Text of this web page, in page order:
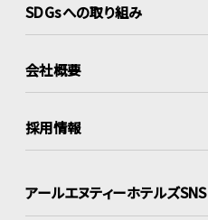
SDGsへの取り組み
会社概要
採用情報
アールエヌティーホテルズSNS